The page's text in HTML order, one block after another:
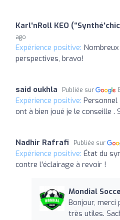
Karl'nRoll KEO
ago
Expérience positive:
perspectives, bravo!
said oukhla Publiée sur
Expérience positive: Personnel
ont à bien joué je le conseille .
Nadhir Rafrafi Publiée sur
Expérience positive: État du
contre l'éclairage à revoir !
Mondial
Bonjour,
très utiles.